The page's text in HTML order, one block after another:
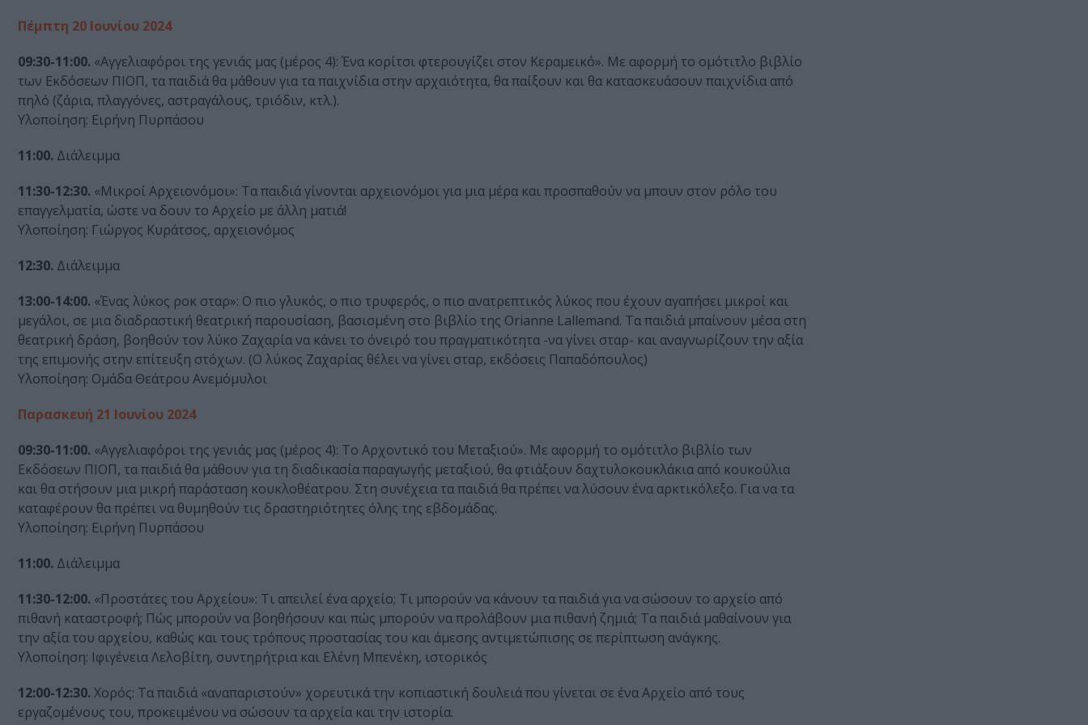
Πέμπτη 20 Ιουνίου 2024
09:30-11:00. «Αγγελιαφόροι της γενιάς μας (μέρος 4): Ένα κορίτσι φτερουγίζει στον Κεραμεικό». Με αφορμή το ομότιτλο βιβλίο
των Εκδόσεων ΠΙΟΠ, τα παιδιά θα μάθουν για τα παιχνίδια στην αρχαιότητα, θα παίξουν και θα κατασκευάσουν παιχνίδια από
πηλό (ζάρια, πλαγγόνες, αστραγάλους, τριόδιν, κτλ.).
Υλοποίηση: Ειρήνη Πυρπάσου
11:00. Διάλειμμα
11:30-12:30. «Μικροί Αρχειονόμοι»: Τα παιδιά γίνονται αρχειονόμοι για μια μέρα και προσπαθούν να μπουν στον ρόλο του
επαγγελματία, ώστε να δουν το Αρχείο με άλλη ματιά!
Υλοποίηση: Γιώργος Κυράτσος, αρχειονόμος
12:30. Διάλειμμα
13:00-14:00. «Ένας λύκος ροκ σταρ»: Ο πιο γλυκός, ο πιο τρυφερός, ο πιο ανατρεπτικός λύκος που έχουν αγαπήσει μικροί και
μεγάλοι, σε μια διαδραστική θεατρική παρουσίαση, βασισμένη στο βιβλίο της Orianne Lallemand. Τα παιδιά μπαίνουν μέσα στη
θεατρική δράση, βοηθούν τον λύκο Ζαχαρία να κάνει το όνειρό του πραγματικότητα -να γίνει σταρ- και αναγνωρίζουν την αξία
της επιμονής στην επίτευξη στόχων. (Ο λύκος Ζαχαρίας θέλει να γίνει σταρ, εκδόσεις Παπαδόπουλος)
Υλοποίηση: Ομάδα Θεάτρου Ανεμόμυλοι
Παρασκευή 21 Ιουνίου 2024
09:30-11:00. «Αγγελιαφόροι της γενιάς μας (μέρος 4): Το Αρχοντικό του Μεταξιού». Με αφορμή το ομότιτλο βιβλίο των
Εκδόσεων ΠΙΟΠ, τα παιδιά θα μάθουν για τη διαδικασία παραγωγής μεταξιού, θα φτιάξουν δαχτυλοκουκλάκια από κουκούλια
και θα στήσουν μια μικρή παράσταση κουκλοθέατρου. Στη συνέχεια τα παιδιά θα πρέπει να λύσουν ένα αρκτικόλεξο. Για να τα
καταφέρουν θα πρέπει να θυμηθούν τις δραστηριότητες όλης της εβδομάδας.
Υλοποίηση: Ειρήνη Πυρπάσου
11:00. Διάλειμμα
11:30-12:00. «Προστάτες του Αρχείου»: Τι απειλεί ένα αρχείο; Τι μπορούν να κάνουν τα παιδιά για να σώσουν το αρχείο από
πιθανή καταστροφή; Πώς μπορούν να βοηθήσουν και πώς μπορούν να προλάβουν μια πιθανή ζημιά; Τα παιδιά μαθαίνουν για
την αξία του αρχείου, καθώς και τους τρόπους προστασίας του και άμεσης αντιμετώπισης σε περίπτωση ανάγκης.
Υλοποίηση: Ιφιγένεια Λελοβίτη, συντηρήτρια και Ελένη Μπενέκη, ιστορικός
12:00-12:30. Χορός: Τα παιδιά «αναπαριστούν» χορευτικά την κοπιαστική δουλειά που γίνεται σε ένα Αρχείο από τους
εργαζομένους του, προκειμένου να σώσουν τα αρχεία και την ιστορία.